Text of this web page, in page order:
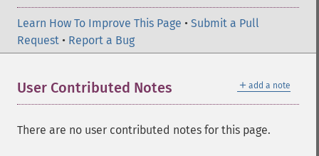
Learn How To Improve This Page • Submit a Pull
Request • Report a Bug
＋ add a note
User Contributed Notes
There are no user contributed notes for this page.